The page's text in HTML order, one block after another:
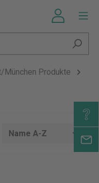
München Produkte